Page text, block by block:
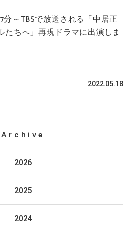
～TBSで放送される「中居正
たちへ」再現ドラマに出演しま
2022.05.18
Archive
2026
2025
2024